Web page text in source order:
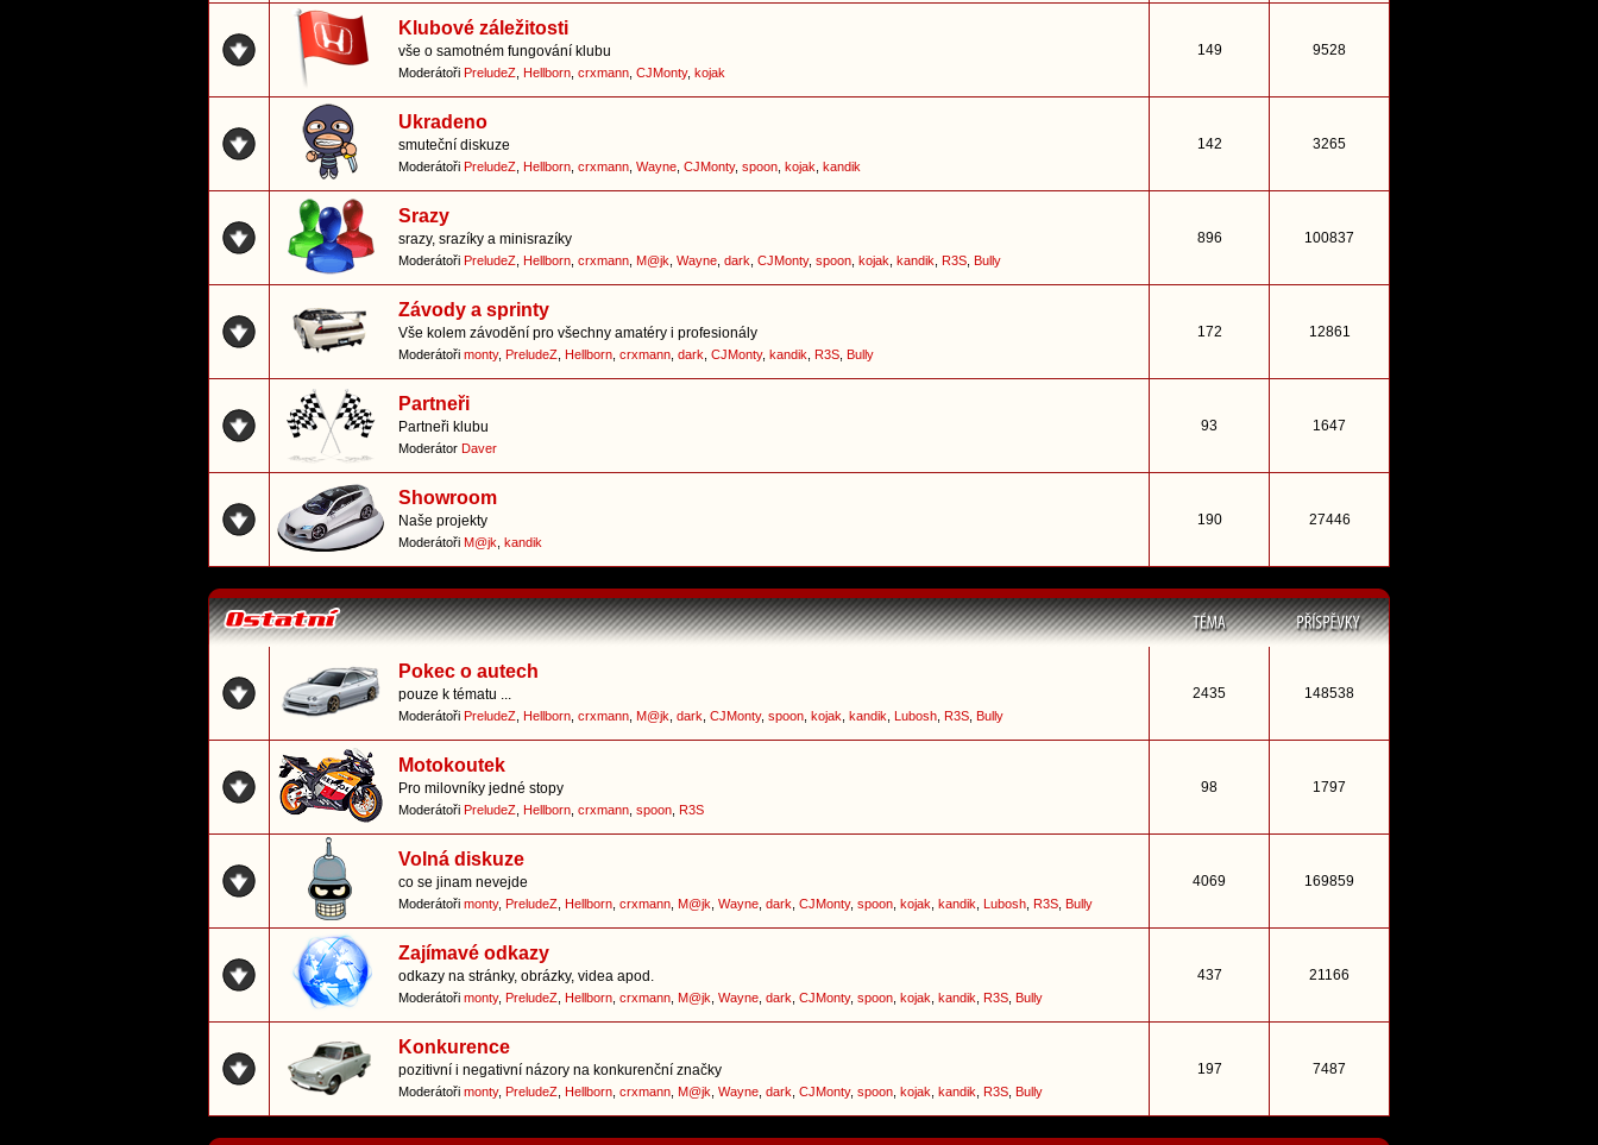
Klubové záležitosti
vše o samotném fungování klubu
Moderátoři PreludeZ Hellborn crxmann CJMonty, kojak
149 9528
Ukradeno
smuteční diskuze
Moderátoři PreludeZ Hellborn crxmann Wayne CJMonty, spoon kojak kandik
142 3265
Srazy
srazy, srazíky a minisrazíky
Moderátoři PreludeZ Hellborn crxmann M@jk Wayne dark CJMonty, spoon kojak kandik R3S Bully
896 100837
Závody a sprinty
Vše kolem závodění pro všechny amatéry i profesionály
Moderátoři monty, PreludeZ Hellborn crxmann dark CJMonty, kandik R3S Bully
172 12861
Partneři
Partneři klubu
Moderátor Daver
93 1647
Showroom
Naše projekty
Moderátoři M@jk kandik
190 27446
Pokec o autech
pouze k tématu ...
Moderátoři PreludeZ Hellborn crxmann M@jk dark CJMonty, spoon kojak kandik Lubosh R3S Bully
2435 148538
Motokoutek
Pro milovníky jedné stopy
Moderátoři PreludeZ Hellborn crxmann spoon R3S
98 1797
Volná diskuze
co se jinam nevejde
Moderátoři monty, PreludeZ Hellborn crxmann M@jk Wayne dark CJMonty, spoon kojak kandik Lubosh R3S Bully
4069 169859
Zajímavé odkazy
odkazy na stránky, obrázky, videa apod.
Moderátoři monty, PreludeZ Hellborn crxmann M@jk Wayne dark CJMonty, spoon kojak kandik R3S Bully
437 21166
Konkurence
pozitivní i negativní názory na konkurenční značky
Moderátoři monty, PreludeZ Hellborn crxmann M@jk Wayne dark CJMonty, spoon kojak kandik R3S Bully
197 7487